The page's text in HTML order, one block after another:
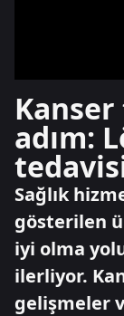
adım:
Sağlık
gösterilen
iyi olma
ilerliyor.
gelişmeler